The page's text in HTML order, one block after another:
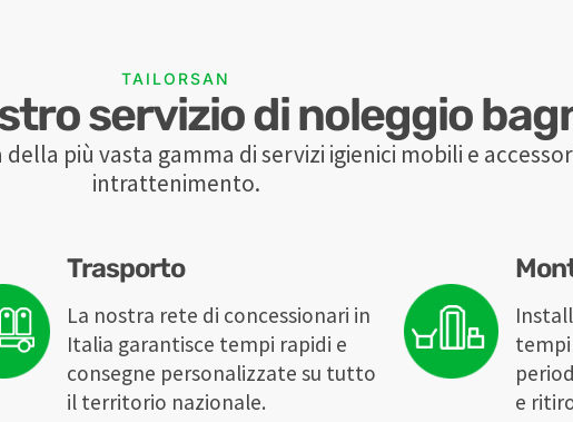
TAILORSAN
servizio di noleggio
più vasta gamma di servizi igienici mobili e
intrattenimento.
Trasporto
La nostra rete di concessionari in
Italia garantisce tempi rapidi e
consegne personalizzate su tutto
il territorio nazionale.
e